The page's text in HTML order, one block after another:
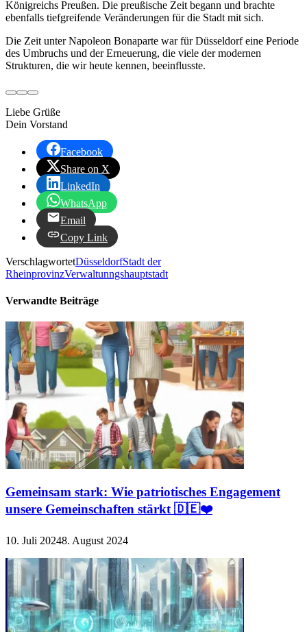
Königreichs Preußen. Die preußische Zeit begann und brachte
ebenfalls tiefgreifende Veränderungen für die Stadt mit sich.
Die Zeit unter Napoleon Bonaparte war für Düsseldorf eine Periode
des Umbruchs und der Erneuerung, die viele der modernen
Strukturen, die wir heute kennen, beeinflusste.
Liebe Grüße
Dein Vorstand
Facebook
Share on X
LinkedIn
WhatsApp
Email
Copy Link
VerschlagwortetDüsseldorfStadt der
RheinprovinzVerwaltunngshauptstadt
Verwandte Beiträge
Gemeinsam stark: Wie patriotisches Engagement
unsere Gemeinschaften stärkt 🇩🇪❤️
10. Juli 20248. August 2024